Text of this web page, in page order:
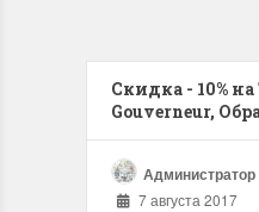
Скидка - 10% на
Gouverneur,
наборы для
Администратор
7 августа 2017